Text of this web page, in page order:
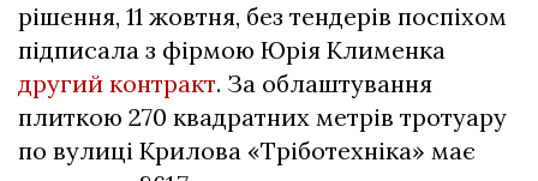
рішення, 11 жовтня, без тендерів поспіхом
підписала з фірмою Юрія Клименка
другий контракт. За облаштування
плиткою 270 квадратних метрів тротуару
по вулиці Крилова «Тріботехніка» має